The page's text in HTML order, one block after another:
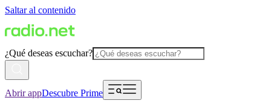
Saltar al contenido
¿Qué deseas escuchar?
Abrir appDescubre Prime